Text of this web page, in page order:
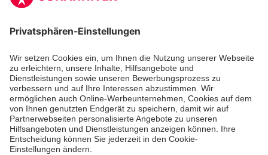
Jetzt abonnieren
Zertifizierung der Johanniter-Unfall-Hilfe e.V.